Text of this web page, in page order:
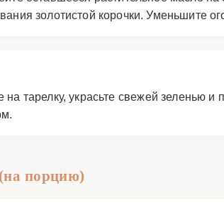
золотистой корочки. Уменьшите
тарелку, украсьте свежей зеленью
порцию)